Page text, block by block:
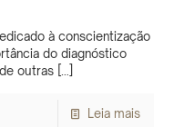
à conscientização
do diagnóstico
outras
Leia mais